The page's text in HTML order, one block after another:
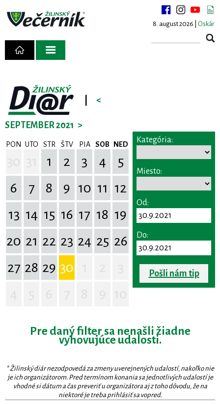
8. august 2026 | Oskár
<
SEPTEMBER 2021 >
PON UTO STR ŠTV PIA SOB NED
1 2 3 4
5
6
7 8 9 10 11 12
13 14 15 16 17 18 19
20 21 22 23 24 25 26
27 28 29 30
Kategória:
Miesto:
Od:
Do:
Pošli nám tip
Pre daný filter sa nenašli žiadne
vyhovujúce udalosti.
* Žilinský diár nezodpovedá za zmeny uverejnených udalostí, nakoľko nie
je ich organizátorom. Pred termínom konania sa jednotlivých udalostí je
vhodné si dátum a čas preveriť u organizátora aj z toho dôvodu, že na
niektoré je treba prihlásiť sa vopred.